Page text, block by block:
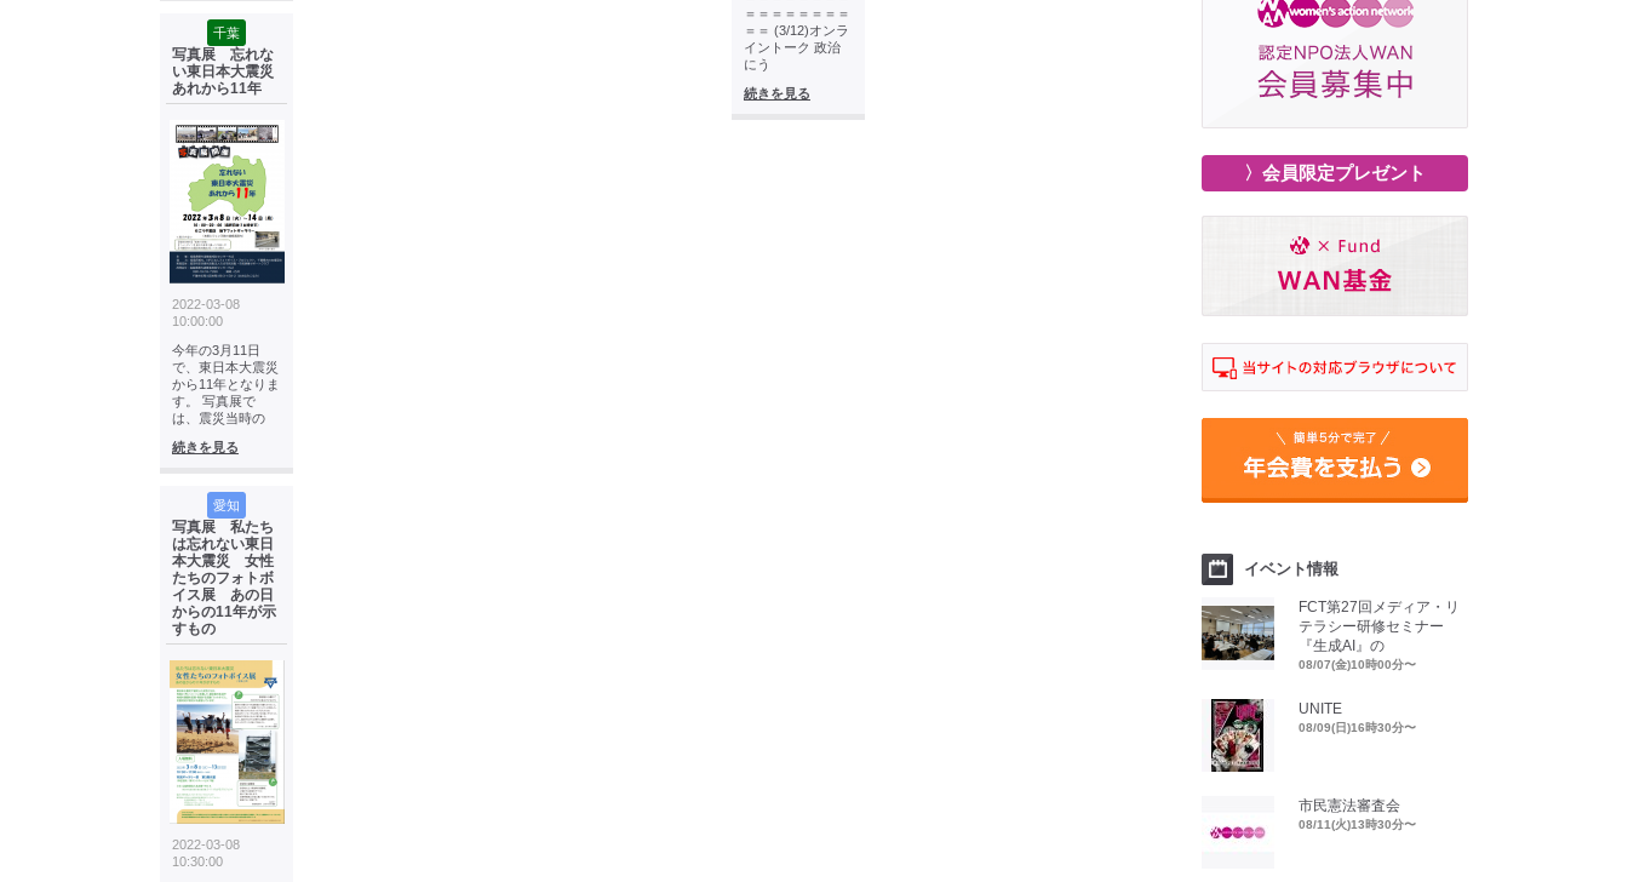
千葉
写真展 忘れな
い東日本大震災
あれから11年
2022-03-08
10:00:00
今年の3月11日
で、東日本大震災
から11年となりま
す。 写真展で
は、震災当時の
続きを見る
愛知
写真展 私たち
は忘れない東日
本大震災 女性
たちのフォトボ
イス展 あの日
からの11年が示
すもの
2022-03-08
10:30:00
＝＝＝＝＝＝＝＝
＝＝ (3/12)オンラ
イントーク 政治
にう
続きを見る
〉会員限定プレゼント
イベント情報
FCT第27回メディア・リ
テラシー研修セミナー
『生成AI』の
08/07(金)10時00分〜
UNITE
08/09(日)16時30分〜
市民憲法審査会
08/11(火)13時30分〜